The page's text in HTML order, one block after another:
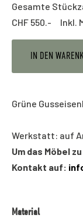
Gesamte
CHF 550.- Inkl.
IN DEN
Grüne
Werkstatt: auf
Um das Möbel
Kontakt auf:
Material